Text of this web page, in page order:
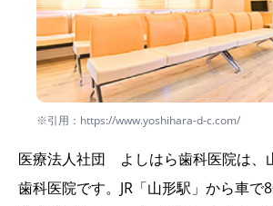
※引用：https://www.yoshihara-d-c.com/
医療法人社団 よしはら歯科医院は、
歯科医院です。JR「山形駅」から車で8